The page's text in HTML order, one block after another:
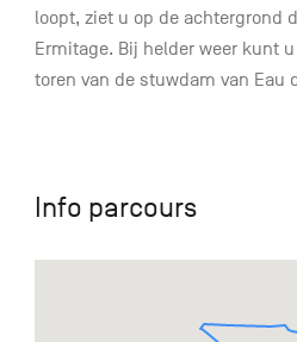
loopt, ziet u op de achtergrond
Ermitage. Bij helder weer kunt
toren van de stuwdam van Eau
Info parcours